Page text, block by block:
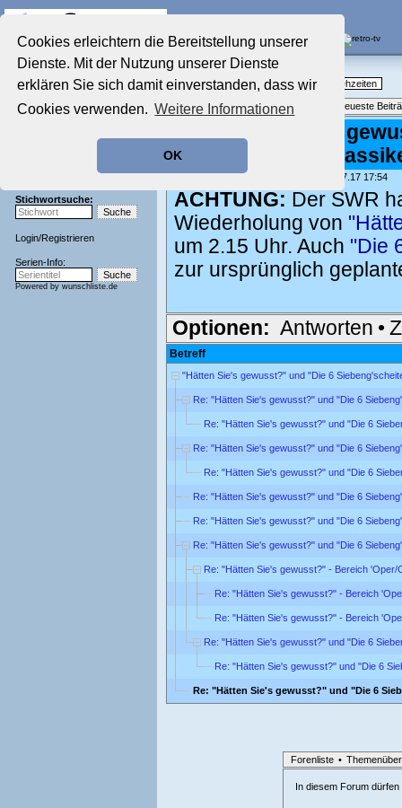
Cookies erleichtern die Bereitstellung unserer
Dienste. Mit der Nutzung unserer Dienste
erklären Sie sich damit einverstanden, dass wir
Cookies verwenden. Weitere Informationen
OK
Startseite
Aktuelles Forum
Film-Forum
Zeichentrick-Forum
Stichwortsuche:
Login/Registrieren
Serien-Info:
Powered by wunschliste.de
Nostalgieecke
TV-Erinnerungen an gute, alte Fernsehzeiten
Themenübersicht • Neues Thema Neueste
Re: "Hätten Sie's
wiederholt
geschrieben von: , 27.07.17 17:54
ACHTUNG: Der SWR
Wiederholung von
um 2.15 Uhr. Auch "Die
zur ursprünglich
Optionen: Antworten •
Betreff
"Hätten Sie's gewusst?" und "Die 6
Re: "Hätten Sie's gewusst?" und "Die 6
Re: "Hätten Sie's gewusst?" und "Die 6
Re: "Hätten Sie's gewusst?" und "Die 6
Re: "Hätten Sie's gewusst?" und "Die 6
Re: "Hätten Sie's gewusst?" und "Die 6
Re: "Hätten Sie's gewusst?" und "Die 6
Re: "Hätten Sie's gewusst?" und "Die 6
Re: "Hätten Sie's gewusst?" - Bereich 'Oper/
Re: "Hätten Sie's gewusst?" - Bereich
Re: "Hätten Sie's gewusst?" - Bereich
Re: "Hätten Sie's gewusst?" und "Die 6
Re: "Hätten Sie's gewusst?" und "Die 6
Re: "Hätten Sie's gewusst?" und "Die 6
Forenliste •
In diesem Forum